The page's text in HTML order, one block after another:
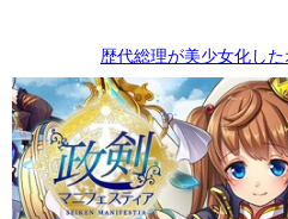
歴代総理が美少女化した